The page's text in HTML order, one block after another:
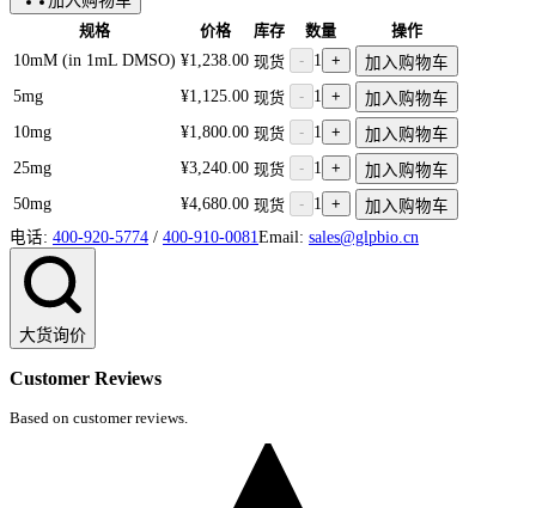
规格 价格 库存 数量
操作
10mM (in 1mL DMSO) ¥1,238.00 现货 - 1 +
加入购物车
5mg
¥1,125.00 现货 - 1 +
加入购物车
10mg
¥1,800.00 现货 - 1 +
加入购物车
25mg
¥3,240.00 现货 - 1 +
加入购物车
50mg
¥4,680.00 现货 - 1 +
加入购物车
电话: 400-920-5774 / 400-910-0081 Email: sales@glpbio.cn
大货询价
Customer Reviews
Based on customer reviews.